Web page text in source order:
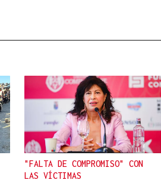
"FALTA DE COMPROMISO" CON
LAS VÍCTIMAS